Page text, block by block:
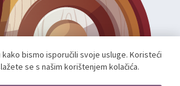
kako bismo isporučili svoje usluge. Koristeći
se s našim korištenjem kolačića.